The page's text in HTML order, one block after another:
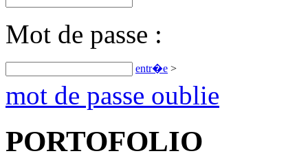
Mot de passe :
entr�e >
mot de passe oublie
PORTOFOLIO